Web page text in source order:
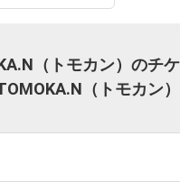
（トモカン）のチ
（トモカン